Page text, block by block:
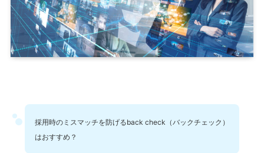
採用時のミスマッチを防げるback check（バックチェック）
はおすすめ？